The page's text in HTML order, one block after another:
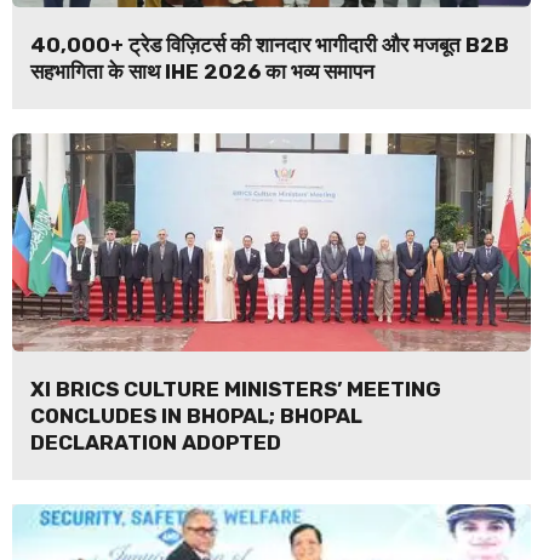
40,000+ ट्रेड विज़िटर्स की शानदार भागीदारी और मजबूत B2B
सहभागिता के साथ IHE 2026 का भव्य समापन
XI BRICS CULTURE MINISTERS’ MEETING
CONCLUDES IN BHOPAL; BHOPAL
DECLARATION ADOPTED